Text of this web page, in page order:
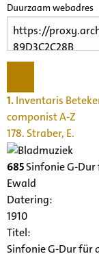
Duurzaam webadres
1.Inventaris
componist A-Z
178. Straber, E.
685Sinfonie G-Dur
Ewald
Datering:
1910
Titel:
Sinfonie G-Dur für